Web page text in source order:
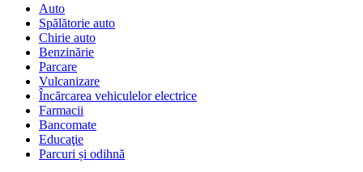
Auto
Spălătorie auto
Chirie auto
Benzinărie
Parcare
Vulcanizare
Încărcarea vehiculelor electrice
Farmacii
Bancomate
Educaţie
Parcuri și odihnă